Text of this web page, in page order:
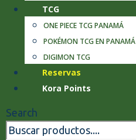
TCG
ONE PIECE TCG PANAMÁ
POKÉMON TCG EN PANAMÁ
DIGIMON TCG
Reservas
Kora Points
Search